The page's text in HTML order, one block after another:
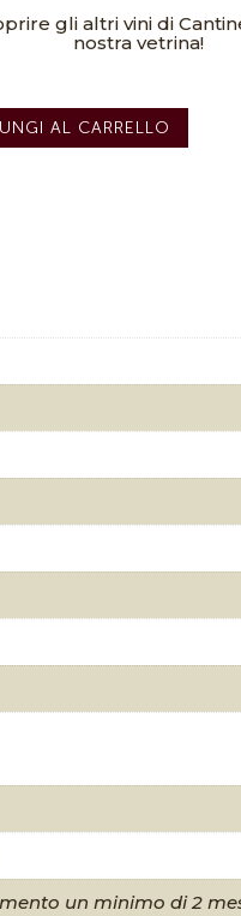
gli altri vini di
nostra vetrina!
AL CARRELLO
un minimo di 2